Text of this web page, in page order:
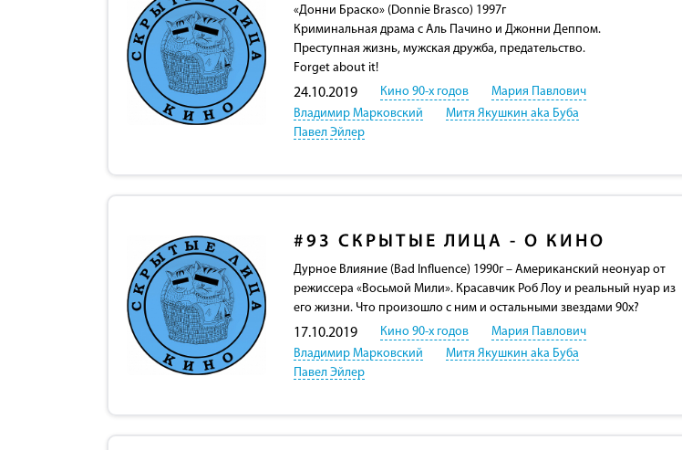
«Донни Браско» (Donnie Brasco) 1997г
Криминальная драма с Аль Пачино и Джонни Деппом.
Преступная жизнь, мужская дружба, предательство.
Forget about it!
24.10.2019 Кино 90-х годов
Мария Павлович
Владимир Марковский
Митя Якушкин aka Буба
Павел Эйлер
#93 СКРЫТЫЕ ЛИЦА - О КИНО
Дурное Влияние (Bad Influence) 1990г – Американский неонуар от
режиссера «Восьмой Мили». Красавчик Роб Лоу и реальный нуар из
его жизни. Что произошло с ним и остальными звездами 90х?
17.10.2019 Кино 90-х годов
Мария Павлович
Владимир Марковский
Митя Якушкин aka Буба
Павел Эйлер